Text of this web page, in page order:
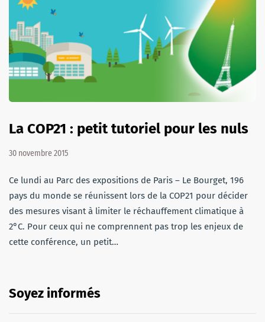
La COP21 : petit tutoriel pour les nuls
30 novembre 2015
Ce lundi au Parc des expositions de Paris – Le Bourget, 196
pays du monde se réunissent lors de la COP21 pour décider
des mesures visant à limiter le réchauffement climatique à
2°C. Pour ceux qui ne comprennent pas trop les enjeux de
cette conférence, un petit…
Soyez informés